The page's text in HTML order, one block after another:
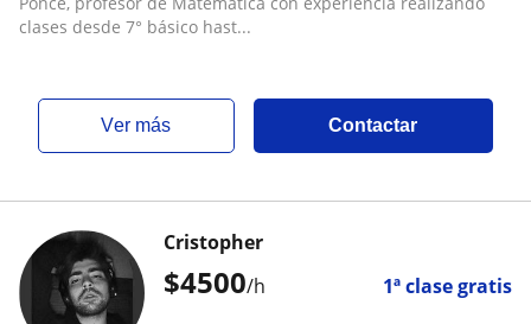
clases desde 7° básico hast...
ver más Contactar
$4500/h 1ª clase gratis
Cristopher